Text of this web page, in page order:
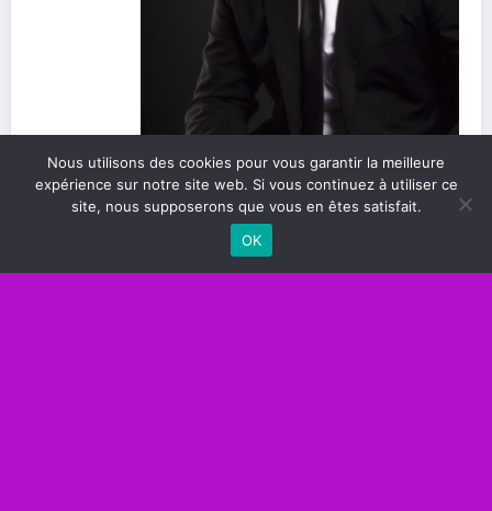
Nous utilisons des cookies pour vous garantir la meilleure
expérience sur notre site web. Si vous continuez à utiliser ce
site, nous supposerons que vous en êtes satisfait.
OK